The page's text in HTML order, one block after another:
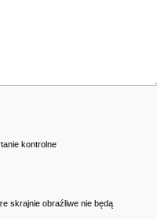
kontrolne
skrajnie obraźliwe nie będą